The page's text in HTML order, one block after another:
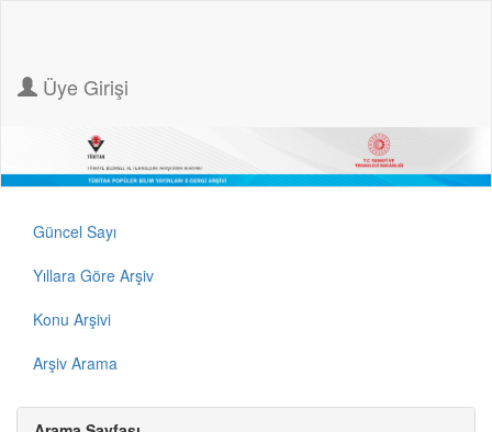
Üye Girişi
Güncel Sayı
Yıllara Göre Arşiv
Konu Arşivi
Arşiv Arama